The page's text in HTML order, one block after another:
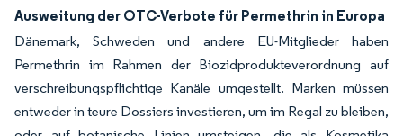
Ausweitung der OTC-Verbote für Permethrin in Europa
Dänemark, Schweden und andere EU-Mitglieder haben
Permethrin im Rahmen der Biozidprodukteverordnung auf
verschreibungspflichtige Kanäle umgestellt. Marken müssen
entweder in teure Dossiers investieren, um im Regal zu bleiben,